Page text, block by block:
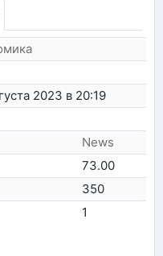
2023 в 20:19
News
73.00
350
1